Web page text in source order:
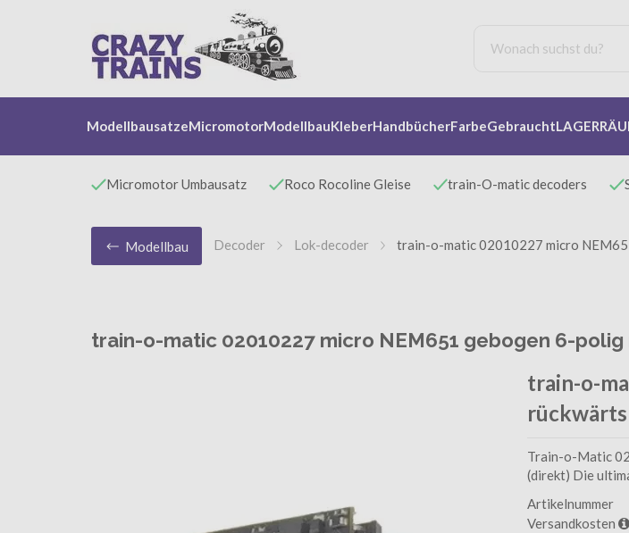
ModellbausatzeMicromotorModellbauKleberHandbücherFarbeGebraucht
Micromotor Umbausatz Roco Rocoline Gleise train-O-matic decoders
Modellbau Decoder Lok-decoder train-o-matic 02010227 micro
train-o-matic 02010227 micro NEM651 gebogen 6-
train-o-
Train-o-Matic
(direkt) Die
Artikelnummer
Versandkosten